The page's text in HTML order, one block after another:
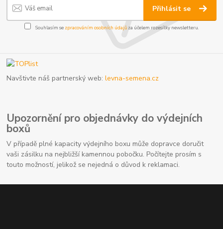
Přihlásit se
Souhlasím se zpracováním osobních údajůza účelem rozesílky newsletteru.
Navštivte náš partnerský web:levna-semena.cz
Upozornění pro objednávky do výdejních
boxů
V případě plné kapacity výdejního boxu může dopravce doručit
vaši zásilku na nejbližší kamennou pobočku. Počítejte prosím s
touto možností, jelikož se nejedná o důvod k reklamaci.